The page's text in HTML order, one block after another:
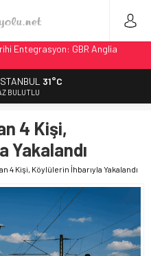
28 Fransız Şehrine Tek Bilet
15 Günlük Bakım: Tren Seferleri
Koltukta Bagaja Kalıcı
Euro’luk Yenileme: Sol Tüneli
31°C
BULUTLU
4 Kişi,
Yakalandı
4 Kişi, Köylülerin İhbarıyla Yakalandı